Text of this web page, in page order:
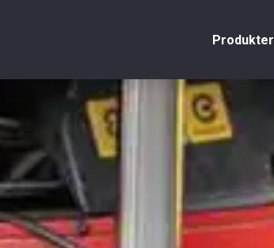
Produkter
Stäng